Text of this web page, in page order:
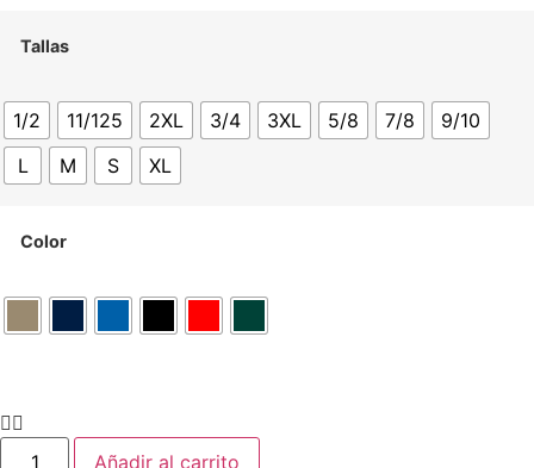
Tallas
1/2 11/125 2XL 3/4 3XL 5/8 7/8
9/10
L
M S XL
Color
Añadir al carrito